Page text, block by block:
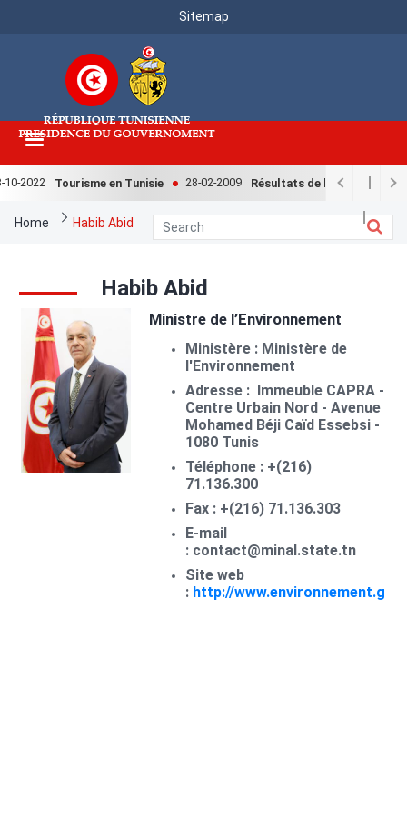
Menu
Sitemap
2022 Tourisme en Tunisie 28-02-2009 Résultats de l'enquête
Breadcrumb
Home Habib Abid
Habib Abid
Image Ministre de l’Environnement
Ministère : Ministère de
l'Environnement
Adresse : Immeuble CAPRA -
Centre Urbain Nord - Avenue
Mohamed Béji Caïd Essebsi -
1080 Tunis
Téléphone : +(216)
71.136.300
Fax : +(216) 71.136.303
E-mail
: contact@minal.state.tn
Site web
: http://